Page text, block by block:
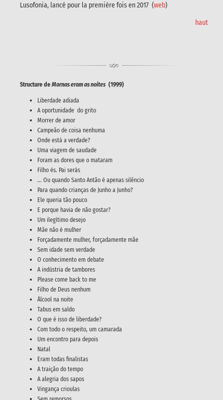
Lusofonia, lancé pour la première fois en 2017 (web)
haut
Structure de Mornas eram as noites (1999)
Liberdade adiada
A oportunidade do grito
Morrer de amor
Campeão de coisa nenhuma
Onde está a verdade?
Uma viagem de saudade
Foram as dores que o mataram
Filho és. Pai serás
... Ou quando Santo Antão é apenas silêncio
Para quando crianças de Junho a Junho?
Ele queria tão pouco
E porque havia de não gostar?
Um ilegítimo desejo
Mãe não é mulher
Forçadamente mulher, forçadamente mãe
Sem idade sem verdade
O conhecimento em debate
A indústria de tambores
Please come back to me
Filho de Deus nenhum
Álcool na noite
Tabus em saldo
O que é isso de liberdade?
Com todo o respeito, um camarada
Um encontro para depois
Natal
Eram todas finalistas
A traição do tempo
A alegria dos sapos
Vingança crioulas